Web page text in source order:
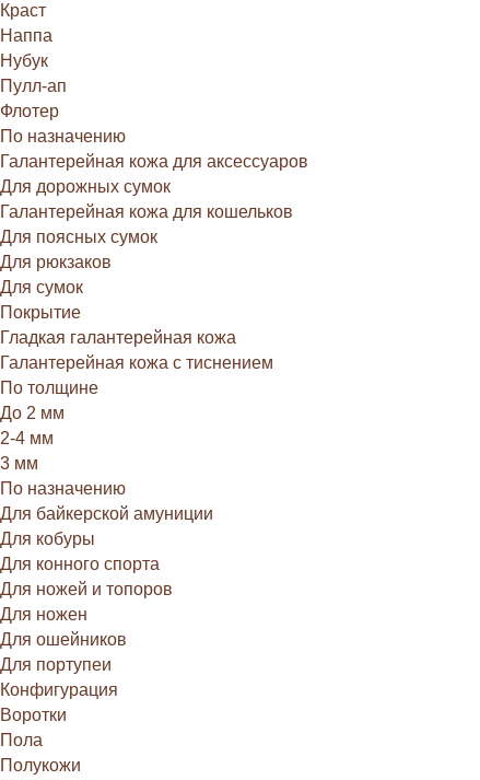
Краст
Наппа
Нубук
Пулл-ап
Флотер
По назначению
Галантерейная кожа для аксессуаров
Для дорожных сумок
Галантерейная кожа для кошельков
Для поясных сумок
Для рюкзаков
Для сумок
Покрытие
Гладкая галантерейная кожа
Галантерейная кожа с тиснением
По толщине
До 2 мм
2-4 мм
3 мм
По назначению
Для байкерской амуниции
Для кобуры
Для конного спорта
Для ножей и топоров
Для ножен
Для ошейников
Для портупеи
Конфигурация
Воротки
Пола
Полукожи